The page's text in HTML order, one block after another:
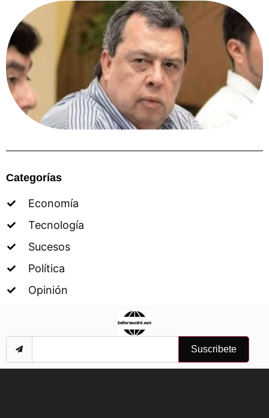
Categorías
Economía
Tecnología
Sucesos
Política
Opinión
Suscribete